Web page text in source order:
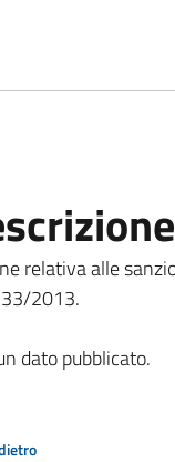
relativa alle
2013.
dato pubblicato.